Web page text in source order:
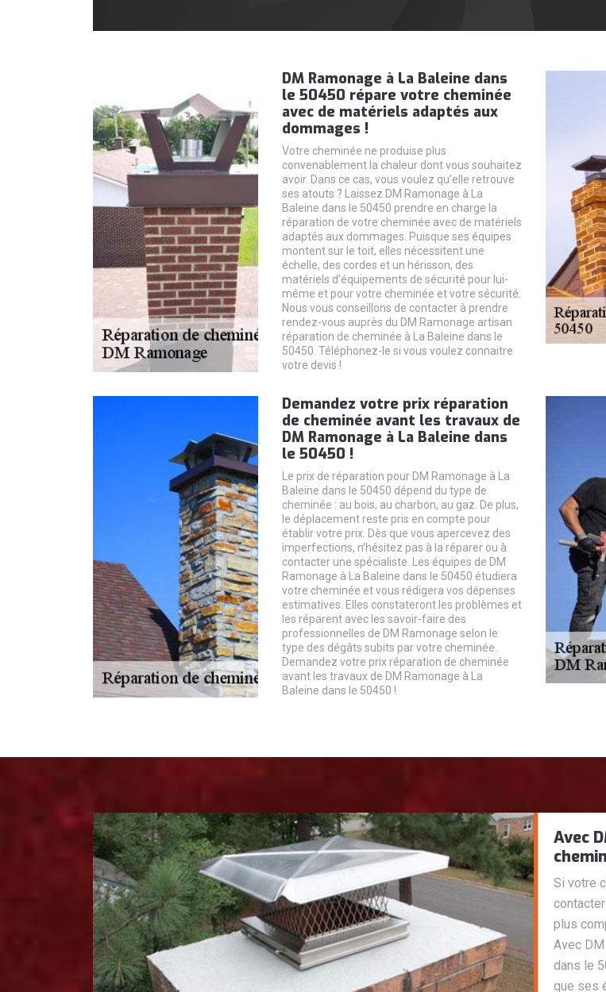
DM Ramonage à La Baleine dans
le 50450 répare votre cheminée
avec de matériels adaptés aux
dommages !
Votre cheminée ne produise plus
convenablement la chaleur dont vous souhaitez
avoir. Dans ce cas, vous voulez qu’elle retrouve
ses atouts ? Laissez DM Ramonage à La
Baleine dans le 50450 prendre en charge la
réparation de votre cheminée avec de matériels
adaptés aux dommages. Puisque ses équipes
montent sur le toit, elles nécessitent une
échelle, des cordes et un hérisson, des
matériels d’équipements de sécurité pour lui-
même et pour votre cheminée et votre sécurité.
Nous vous conseillons de contacter à prendre
rendez-vous auprès du DM Ramonage artisan
réparation de cheminée à La Baleine dans le
50450. Téléphonez-le si vous voulez connaitre
votre devis !
Demandez votre prix réparation
de cheminée avant les travaux de
DM Ramonage à La Baleine dans
le 50450 !
Le prix de réparation pour DM Ramonage à La
Baleine dans le 50450 dépend du type de
cheminée : au bois, au charbon, au gaz. De plus,
le déplacement reste pris en compte pour
établir votre prix. Dès que vous apercevez des
imperfections, n’hésitez pas à la réparer ou à
contacter une spécialiste. Les équipes de DM
Ramonage à La Baleine dans le 50450 étudiera
votre cheminée et vous rédigera vos dépenses
estimatives. Elles constateront les problèmes et
les réparent avec les savoir-faire des
professionnelles de DM Ramonage selon le
type des dégâts subits par votre cheminée.
Demandez votre prix réparation de cheminée
avant les travaux de DM Ramonage à La
Baleine dans le 50450 !
Avec
Si votre
plus
Avec
dans le
que ses